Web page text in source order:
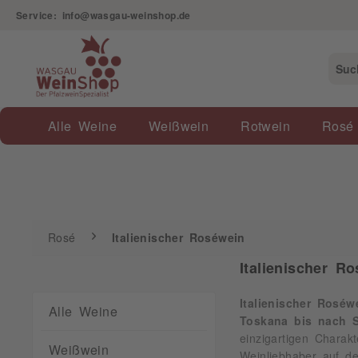
Service: info@wasgau-weinshop.de
Alle Weine Weißwein Rotwein Rosé
Rosé Italienischer Roséwein
Rosé Italienischer Roséwein
Alle Weine
Weißwein
Italienischer
Italienischer
Toskana bis nach
einzigartigen
Weinliebhaber auf